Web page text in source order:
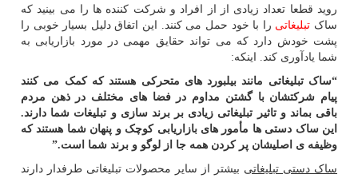
روید قطعا تعداد زیادی از از افراد و شرکت کننده ها را می بینید که
ساک تبلیغاتی را با خود حمل می کنند. این اتفاق دلیل بسیار خوبی را
پشت خودش دارد که می تواند حقایق مهمی در مورد بازاریابی به
شما یادآوری کند. اینکه:
“ساک تبلیغاتی مانند بیلبورد های متحرکی هستند که کمک می کنند
پیام شرکتشان با گشتن مداوم در فضا های مختلف در ذهن مردم
باقی بماند و تاثیر تبلیغاتی زیادی بر برند سازی و تبلیغات شما دارند.
این ساک دستی ها مأمور های بازاریابی کوچک و پنهان شما هستند که
وظیفه ی اصلیشان پر کردن همه جا از لوگو و برند شما است.”
ساک دستی تبلیغاتی بیشتر از سایر محصولات تبلیغاتی طرفدار دارند